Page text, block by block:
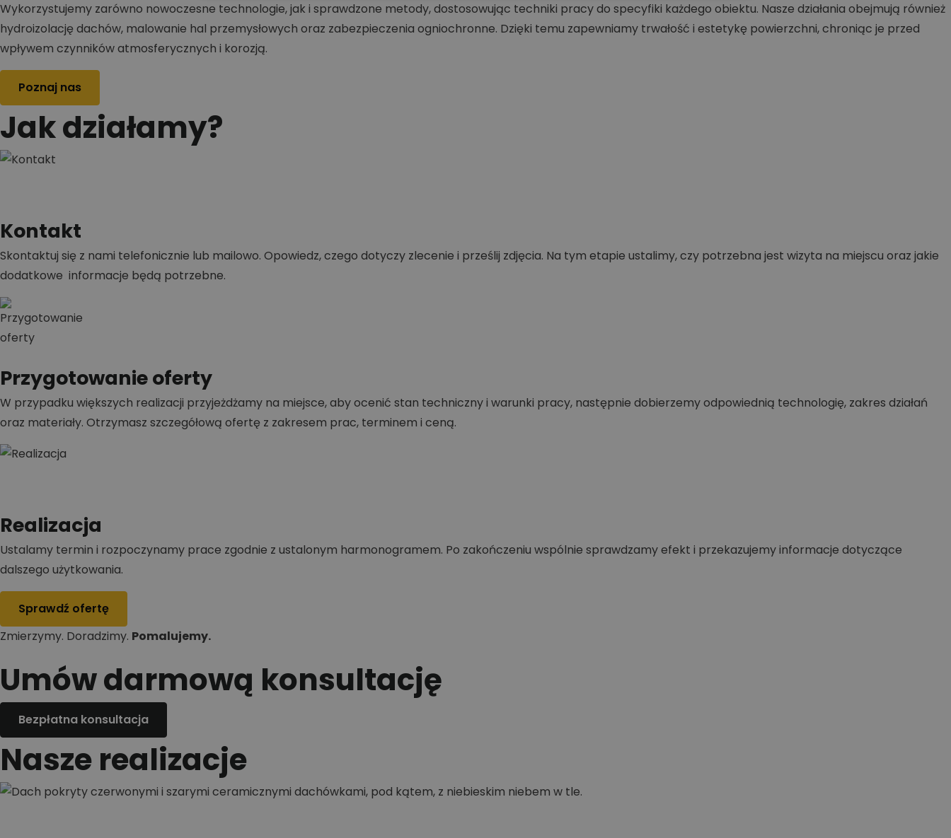
Wykorzystujemy zarówno nowoczesne technologie, jak i sprawdzone metody, dostosowując techniki pracy do specyfiki każdego obiektu. Nasze działania obejmują również
hydroizolację dachów, malowanie hal przemysłowych oraz zabezpieczenia ogniochronne. Dzięki temu zapewniamy trwałość i estetykę powierzchni, chroniąc je przed
wpływem czynników atmosferycznych i korozją.
Poznaj nas
Jak działamy?
Kontakt
Skontaktuj się z nami telefonicznie lub mailowo. Opowiedz, czego dotyczy zlecenie i prześlij zdjęcia. Na tym etapie ustalimy, czy potrzebna jest wizyta na miejscu oraz jakie
dodatkowe informacje będą potrzebne.
Przygotowanie oferty
W przypadku większych realizacji przyjeżdżamy na miejsce, aby ocenić stan techniczny i warunki pracy, następnie dobierzemy odpowiednią technologię, zakres działań
oraz materiały. Otrzymasz szczegółową ofertę z zakresem prac, terminem i ceną.
Realizacja
Ustalamy termin i rozpoczynamy prace zgodnie z ustalonym harmonogramem. Po zakończeniu wspólnie sprawdzamy efekt i przekazujemy informacje dotyczące
dalszego użytkowania.
Sprawdź ofertę
Zmierzymy. Doradzimy. Pomalujemy.
Umów darmową konsultację
Bezpłatna konsultacja
Nasze realizacje